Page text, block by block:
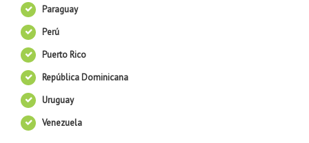
Paraguay
Perú
Puerto Rico
República Dominicana
Uruguay
Venezuela